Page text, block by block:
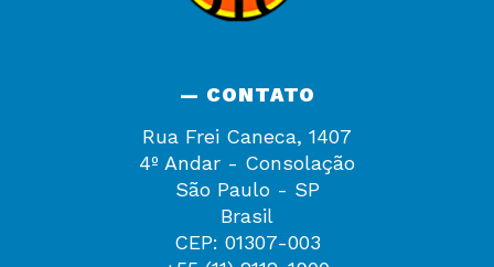
— CONTATO
Rua Frei Caneca, 1407
4º Andar - Consolação
São Paulo - SP
Brasil
CEP: 01307-003